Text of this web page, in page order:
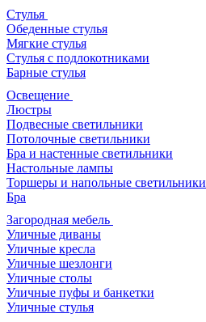
Стулья
Обеденные стулья
Мягкие стулья
Стулья с подлокотниками
Барные стулья
Освещение
Люстры
Подвесные светильники
Потолочные светильники
Бра и настенные светильники
Настольные лампы
Торшеры и напольные светильники
Бра
Загородная мебель
Уличные диваны
Уличные кресла
Уличные шезлонги
Уличные столы
Уличные пуфы и банкетки
Уличные стулья